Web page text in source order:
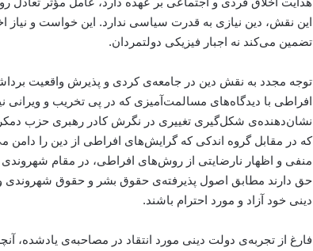
این نقش، دین نیازی به قدرت سیاسی ندارد. این خواست و نیاز
تضمین می‌کند نه اجبار فیزیکی دولتمردان.
توجه مجدد به نقش دین در جامعه‌ی کردی و پذیرش واقعیت
افراطی با دیدگاه‌های مسالمت‌آمیزی که در پی تخریب و
نشان‌دهنده‌ی شکل‌گیری تغییری در نگرش کادر رهبری حزب
که در مقابل گروه اندکی که گرایش‌های افراطی از دین را دامن
منفی و اظهار نارضایتی از روش‌های افراطی، در مقام شهروندی
حق دارند مطابق اصول پذیرفته‌ی حقوق بشر و حقوق شهروندی
دینی خود آزاد و مورد احترام باشند.
فارغ از تجربه‌ی دولت دینی مورد انتقاد در مصاحبه‌ی یادشده،